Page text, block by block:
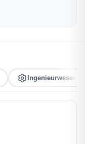
Ingenieurwesen